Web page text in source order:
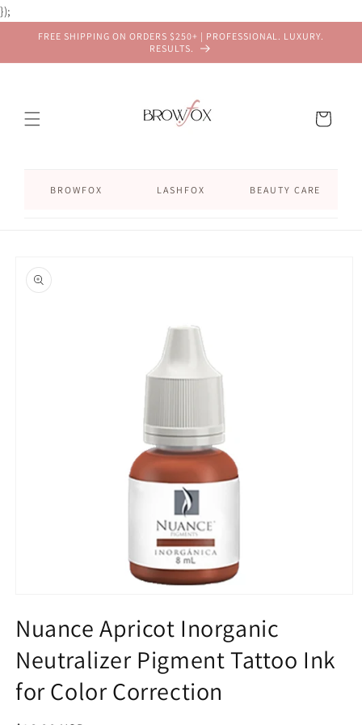
});
content
FREE SHIPPING ON ORDERS $250+ | PROFESSIONAL. LUXURY.
RESULTS.
BROWFOX LASHFOX BEAUTY CARE
Cart
product
information
1
inNuance Apricot Inorganic
Neutralizer Pigment Tattoo Ink
for Color Correction